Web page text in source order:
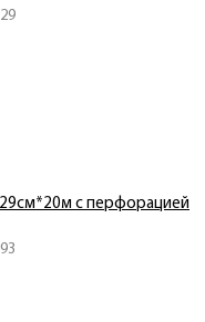
с перфорацией